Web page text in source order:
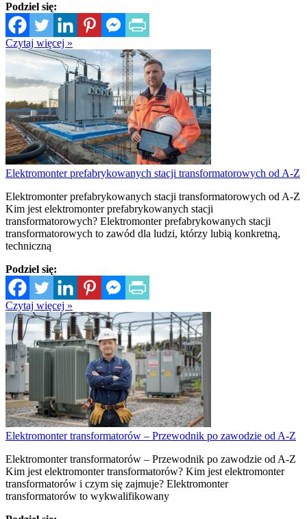
Podziel się:
Czytaj więcej »
Elektromonter prefabrykowanych stacji transformatorowych od A-Z
Elektromonter prefabrykowanych stacji transformatorowych od A-Z
Kim jest elektromonter prefabrykowanych stacji
transformatorowych? Elektromonter prefabrykowanych stacji
transformatorowych to zawód dla ludzi, którzy lubią konkretną,
techniczną
Podziel się:
Czytaj więcej »
Elektromonter transformatorów – Przewodnik po zawodzie od A-Z
Elektromonter transformatorów – Przewodnik po zawodzie od A-Z
Kim jest elektromonter transformatorów? Kim jest elektromonter
transformatorów i czym się zajmuje? Elektromonter
transformatorów to wykwalifikowany